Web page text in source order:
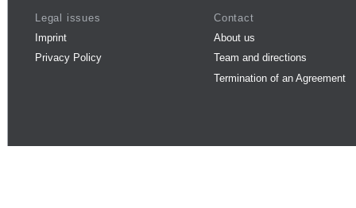
Legal issues
Imprint
Privacy Policy
Contact
About us
Team and directions
Termination of an Agreement